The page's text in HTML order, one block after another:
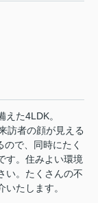
た4LDK。
訪者の顔が見える
で、同時にたく
す。住みよい環境
い。たくさんの不
たします。